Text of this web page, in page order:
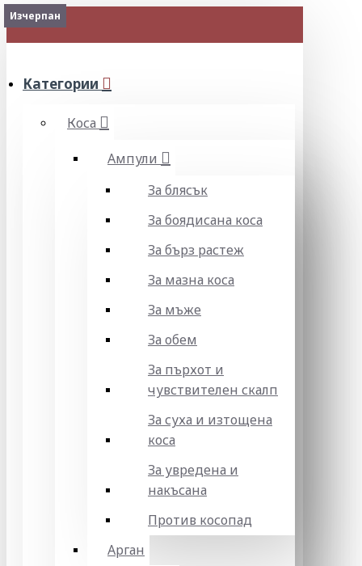
МЕНЮ
Категории
Коса
Ампули
За блясък
За боядисана коса
За бърз растеж
За мазна коса
За мъже
За обем
За пърхот и
чувствителен скалп
За суха и изтощена
коса
За увредена и
накъсана
Против косопад
Арган
Изчерпан
Изчерпан
Изчерпан